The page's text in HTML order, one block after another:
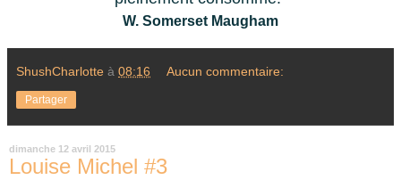
W. Somerset Maugham
ShushCharlotte à 08:16 Aucun commentaire:
Partager
dimanche 12 avril 2015
Louise Michel #3